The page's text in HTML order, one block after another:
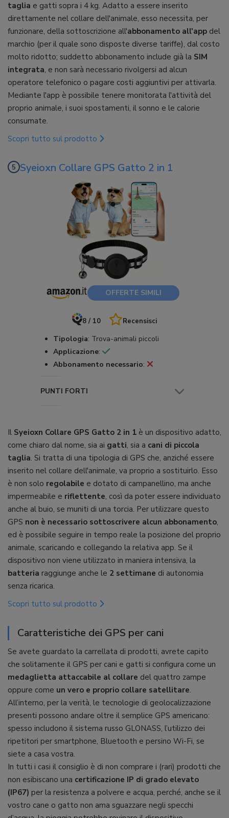
taglia e gatti sopra i 4 kg. Adatto a essere inserito
direttamente nel collare dell'animale, esso necessita, per
funzionare, della sottoscrizione all'abbonamento all'app del
marchio (per il quale sono disposte diverse tariffe), dal costo
molto ridotto; suddetto abbonamento include già la SIM
integrata, e non sarà necessario rivolgersi ad alcun
operatore telefonico o pagare costi aggiuntivi per attivarla.
Mediante l'app è possibile tenere monitorata l'attività del
proprio animale, i suoi spostamenti, il sonno e le calorie
consumate.
Scopri tutto sul prodotto
Syeioxn Collare GPS Gatto 2 in 1
OFFERTE SIMILI
8 / 10 Recensisci
Tipologia: Trova-animali piccoli
Applicazione:
Abbonamento necessario:
PUNTI FORTI
Il Syeioxn Collare GPS Gatto 2 in 1 è un dispositivo adatto,
come chiaro dal nome, sia ai gatti, sia a cani di piccola
taglia. Si tratta di una tipologia di GPS che, anziché essere
inserito nel collare dell'animale, va proprio a sostituirlo. Esso
è non solo regolabile e dotato di campanellino, ma anche
impermeabile e riflettente, così da poter essere individuato
anche al buio, se muniti di una torcia. Per utilizzare questo
GPS non è necessario sottoscrivere alcun abbonamento,
ed è possibile seguire in tempo reale la posizione del proprio
animale, scaricando e collegando la relativa app. Se il
dispositivo non viene utilizzato in maniera intensiva, la
batteria raggiunge anche le 2 settimane di autonomia
senza ricarica.
Scopri tutto sul prodotto
Caratteristiche dei GPS per cani
Se avete guardato la carrellata di prodotti, avrete capito
che solitamente il GPS per cani e gatti si configura come un
medaglietta attaccabile al collare del quattro zampe
oppure come un vero e proprio collare satellitare.
All’interno, per la verità, le tecnologie di geolocalizzazione
presenti possono andare oltre il semplice GPS americano:
spesso includono il sistema russo GLONASS, l’utilizzo dei
ripetitori per smartphone, Bluetooth e persino Wi-Fi, se
siete a casa vostra.
In tutti i casi il consiglio è di non comprare i (rari) prodotti che
non esibiscano una certificazione IP di grado elevato
(IP67) per la resistenza a polvere e acqua, perché, anche se il
vostro cane o gatto non ama sguazzare negli specchi